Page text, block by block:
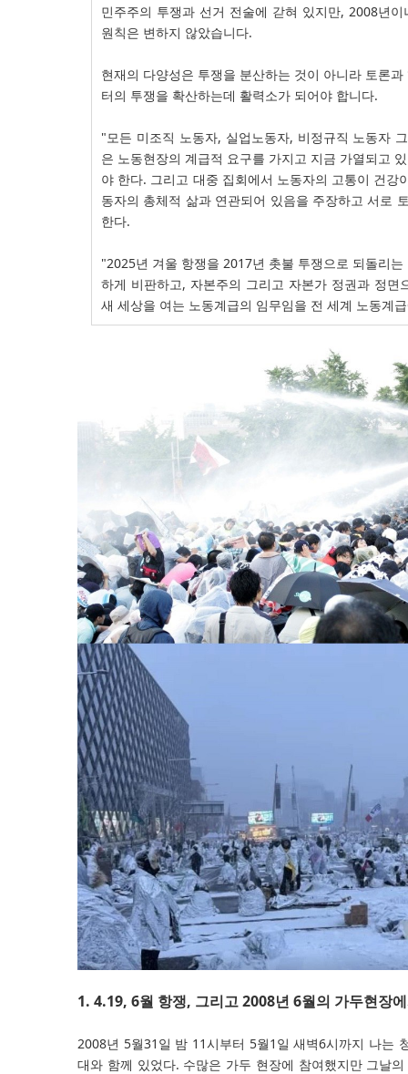
민주주의 투쟁과 선거 전술에 갇혀 있지만, 2008년
원칙은 변하지 않았습니다.
현재의 다양성은 투쟁을 분산하는 것이 아니라 토론
터의 투쟁을 확산하는데 활력소가 되어야 합니다.
"모든 미조직 노동자, 실업노동자, 비정규직 노동자
은 노동현장의 계급적 요구를 가지고 지금 가열되고
야 한다. 그리고 대중 집회에서 노동자의 고통이 건강
동자의 총체적 삶과 연관되어 있음을 주장하고 서로
한다.
"2025년 겨울 항쟁을 2017년 촛불 투쟁으로 되돌리
하게 비판하고, 자본주의 그리고 자본가 정권과 정면
새 세상을 여는 노동계급의 임무임을 전 세계 노동계
1. 4.19, 6월 항쟁, 그리고 2008년 6월의 가두현장
2008년 5월31일 밤 11시부터 5월1일 새벽6시까지 나는
대와 함께 있었다. 수많은 가두 현장에 참여했지만 그날